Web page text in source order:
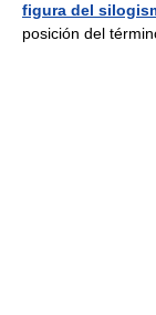
figura del
posición del